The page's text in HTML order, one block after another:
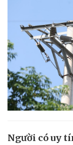
Người có uy